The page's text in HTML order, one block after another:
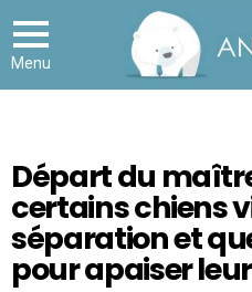
Menu
Départ du
certains chiens
séparation et
pour apaiser